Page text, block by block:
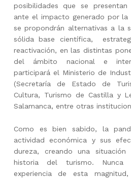
posibilidades que se
ante el impacto generado por la
se propondrán alternativas a la
sólida base científica,
reactivación, en las distintas
del ámbito nacional e
participará el Ministerio de
(Secretaría de Estado de
Cultura, Turismo de Castilla y
Salamanca, entre otras
Como es bien sabido, la
actividad económica y sus
dureza, creando una
historia del turismo.
experiencia de esta